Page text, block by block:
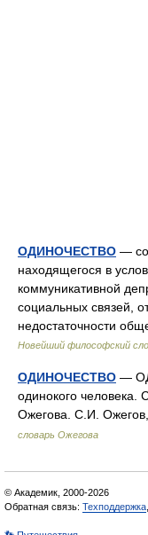
ОДИНОЧЕСТВО —
находящегося в
коммуникативной
социальных связей,
недостаточности
Новейший философский
ОДИНОЧЕСТВО —
одинокого человека.
Ожегова. С.И.
словарь Ожегова
© Академик, 2000-2026
Обратная связь: Техподдержка